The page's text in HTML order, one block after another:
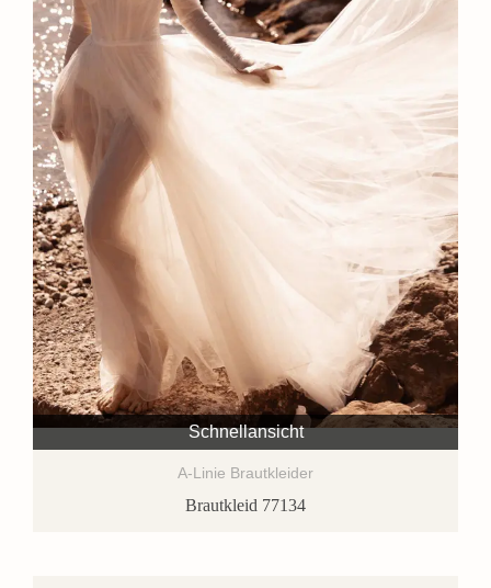
Schnellansicht
A-Linie Brautkleider
Brautkleid 77134